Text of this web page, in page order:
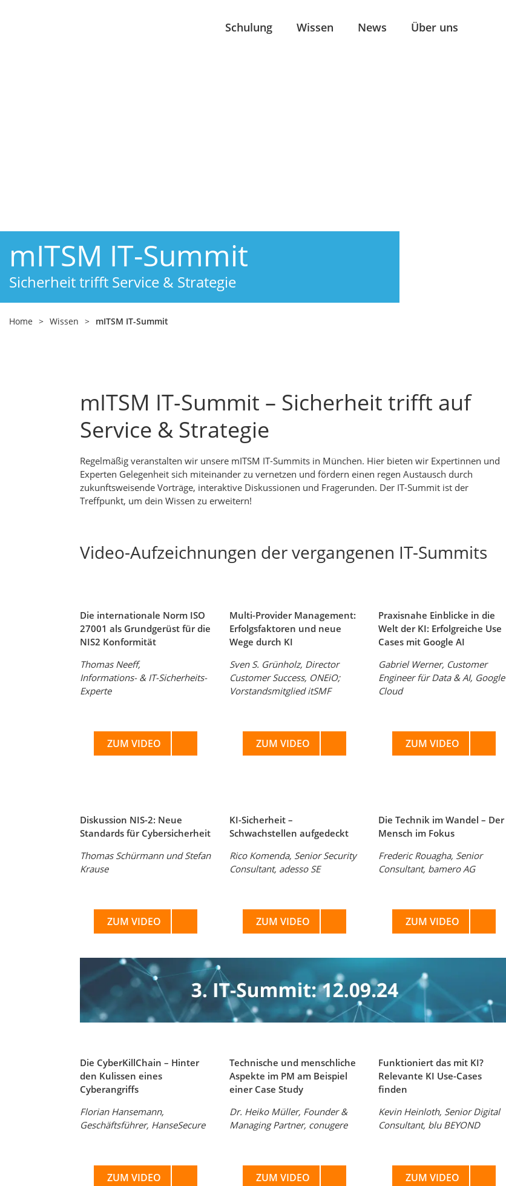
Schulung Wissen News Über uns
mITSM IT-Summit
Sicherheit trifft Service & Strategie
Home > Wissen > mITSM IT-Summit
mITSM IT-Summit – Sicherheit trifft auf
Service & Strategie
Regelmäßig veranstalten wir unsere mITSM IT-Summits in München. Hier bieten wir Expertinnen und
Experten Gelegenheit sich miteinander zu vernetzen und fördern einen regen Austausch durch
zukunftsweisende Vorträge, interaktive Diskussionen und Fragerunden. Der IT-Summit ist der
Treffpunkt, um dein Wissen zu erweitern!
Video-Aufzeichnungen der vergangenen IT-Summits
Die internationale Norm ISO
27001 als Grundgerüst für die
NIS2 Konformität
Thomas Neeff,
Informations- & IT-Sicherheits-
Experte
ZUM VIDEO
Multi-Provider Management:
Erfolgsfaktoren und neue
Wege durch KI
Sven S. Grünholz, Director
Customer Success, ONEiO;
Vorstandsmitglied itSMF
ZUM VIDEO
Praxisnahe Einblicke in die
Welt der KI: Erfolgreiche Use
Cases mit Google AI
Gabriel Werner, Customer
Engineer für Data & AI, Google
Cloud
ZUM VIDEO
Diskussion NIS-2: Neue
Standards für Cybersicherheit
Thomas Schürmann und Stefan
Krause
ZUM VIDEO
KI-Sicherheit –
Schwachstellen aufgedeckt
Rico Komenda, Senior Security
Consultant, adesso SE
ZUM VIDEO
Die Technik im Wandel – Der
Mensch im Fokus
Frederic Rouagha, Senior
Consultant, bamero AG
ZUM VIDEO
Die CyberKillChain – Hinter
den Kulissen eines
Cyberangriffs
Florian Hansemann,
Geschäftsführer, HanseSecure
ZUM VIDEO
Technische und menschliche
Aspekte im PM am Beispiel
einer Case Study
Dr. Heiko Müller, Founder &
Managing Partner, conugere
ZUM VIDEO
Funktioniert das mit KI?
Relevante KI Use-Cases
finden
Kevin Heinloth, Senior Digital
Consultant, blu BEYOND
ZUM VIDEO